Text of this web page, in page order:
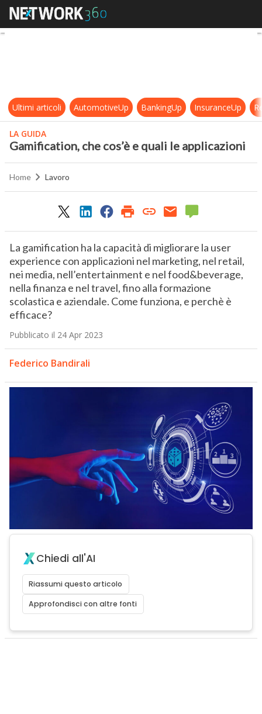
Gamification, che cos’è e quali le
Ultimi articoli AutomotiveUp BankingUp InsuranceUp
LA GUIDA
Gamification, che cos’è e quali le applicazioni
Home Lavoro
La gamification ha la capacità di migliorare la user
experience con applicazioni nel marketing, nel retail,
nei media, nell’entertainment e nel food&beverage,
nella finanza e nel travel, fino alla formazione
scolastica e aziendale. Come funziona, e perchè è
efficace?
Pubblicato il 24 Apr 2023
Federico Bandirali
Chiedi all'AI
Riassumi questo articolo
Approfondisci con altre fonti